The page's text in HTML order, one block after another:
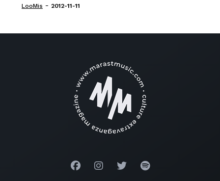
LooMis - 2012-11-11